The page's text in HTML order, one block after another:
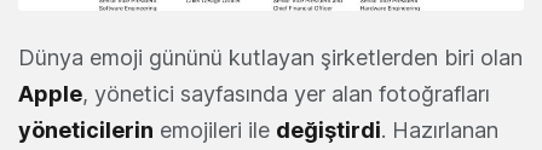
Dünya emoji gününü kutlayan şirketlerden biri olan
Apple, yönetici sayfasında yer alan fotoğrafları
yöneticilerin emojileri ile değiştirdi. Hazırlanan